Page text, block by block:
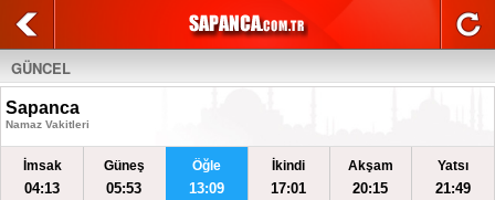
GÜNCEL
Sapanca
Namaz Vakitleri
İmsak
04:13
Güneş
05:53
Öğle
13:09
İkindi
17:01
Akşam
20:15
Yatsı
21:49